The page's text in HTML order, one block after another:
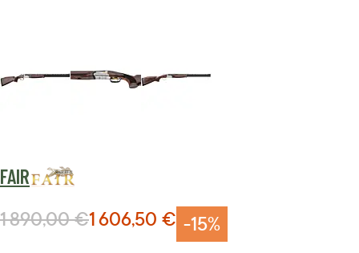
FAIR
-15%
Prix Spécial
1 606,50 €
Prix normal
1 890,00 €